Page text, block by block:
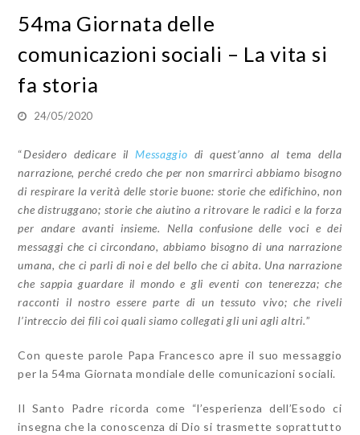
54ma Giornata delle
comunicazioni sociali – La vita si
fa storia
24/05/2020
“Desidero dedicare ilMessaggio di quest’anno al tema della
narrazione, perché credo che per non smarrirci abbiamo bisogno
di respirare la verità delle storie buone: storie che edifichino, non
che distruggano; storie che aiutino a ritrovare le radici e la forza
per andare avanti insieme. Nella confusione delle voci e dei
messaggi che ci circondano, abbiamo bisogno di una narrazione
umana, che ci parli di noi e del bello che ci abita. Una narrazione
che sappia guardare il mondo e gli eventi con tenerezza; che
racconti il nostro essere parte di un tessuto vivo; che riveli
l’intreccio dei fili coi quali siamo collegati gli uni agli altri.”
Con queste parole Papa Francesco apre il suo messaggio
per la 54ma Giornata mondiale delle comunicazioni sociali.
Il Santo Padre ricorda come “l’esperienza dell’Esodo ci
insegna che la conoscenza di Dio si trasmette soprattutto